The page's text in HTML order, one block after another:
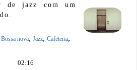
de jazz com um
Bossa nova, Jazz, Cafeteria,
02:16